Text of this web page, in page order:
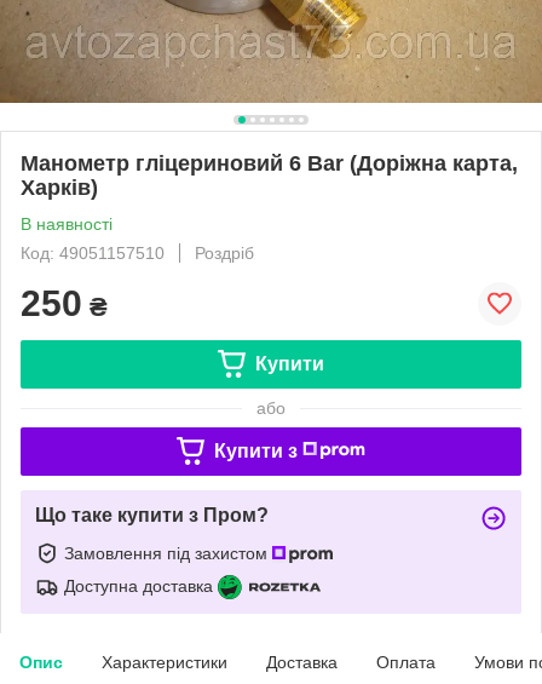
Манометр гліцериновий 6 Bar (Доріжна карта,
Харків)
В наявності
Код: 49051157510
Роздріб
250 ₴
Купити
або
Купити з
Що таке купити з Пром?
Замовлення під захистом
Доступна доставка
Опис Характеристики Доставка Оплата Умови